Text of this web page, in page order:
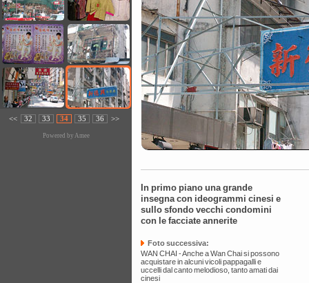
<< 32 33 34 35 36 >>
Powered by Amee
In primo piano una grande
insegna con ideogrammi cinesi e
sullo sfondo vecchi condomini
con le facciate annerite
Foto successiva:
WAN CHAI - Anche a Wan Chai si possono
acquistare in alcuni vicoli pappagalli e
uccelli dal canto melodioso, tanto amati dai
cinesi